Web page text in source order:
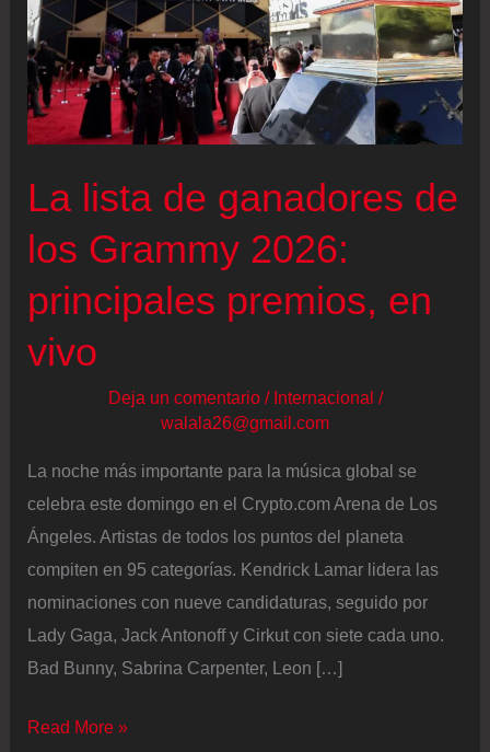
La lista de ganadores de
los Grammy 2026:
principales premios, en
vivo
Deja un comentario / Internacional /
walala26@gmail.com
La noche más importante para la música global se
celebra este domingo en el Crypto.com Arena de Los
Ángeles. Artistas de todos los puntos del planeta
compiten en 95 categorías. Kendrick Lamar lidera las
nominaciones con nueve candidaturas, seguido por
Lady Gaga, Jack Antonoff y Cirkut con siete cada uno.
Bad Bunny, Sabrina Carpenter, Leon […]
La
Read More »